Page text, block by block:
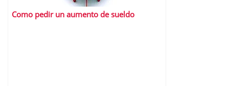
Como pedir un aumento de sueldo